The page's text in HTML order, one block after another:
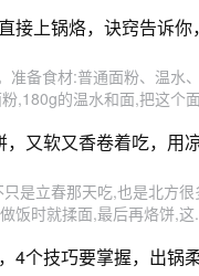
接上锅烙，诀窍告诉你
准备食材:普通面粉、温水
,180g的温水和面,把这个
又软又香卷着吃，用
是立春那天吃,也是北方
饭时就揉面,最后再烙饼,这
4个技巧要掌握，出锅